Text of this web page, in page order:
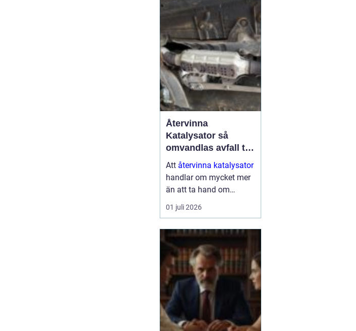
slippa bilköer, parkering
och stress, särskilt vid
resor till flygplatsen,
tidiga tågtider eller sena
kvällar. En väl
fungerande02 juli 2026
Återvinna
Katalysator så
omvandlas avfall till
värdefulla resurser
Att återvinna katalysator
handlar om mycket mer
än att ta hand om
gammalt skrot. I varje
katalysator finns
som kan användas igen
i nya produkter och
processer. När de
återvinns...
01 juli 2026